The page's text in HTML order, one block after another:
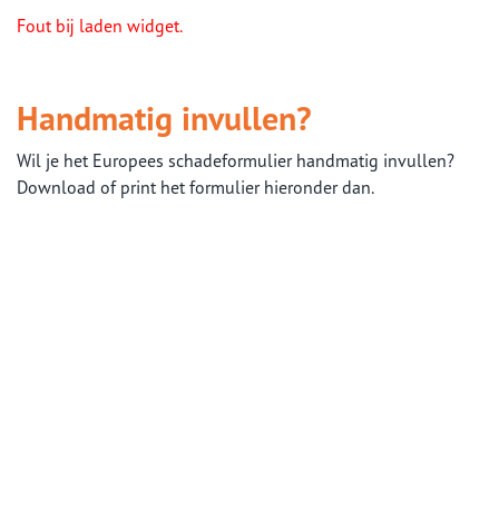
Fout bij laden widget.
Handmatig invullen?
Wil je het Europees schadeformulier handmatig invullen?
Download of print het formulier hieronder dan.